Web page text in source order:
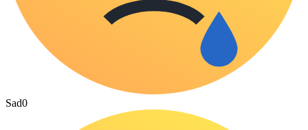
Sad0